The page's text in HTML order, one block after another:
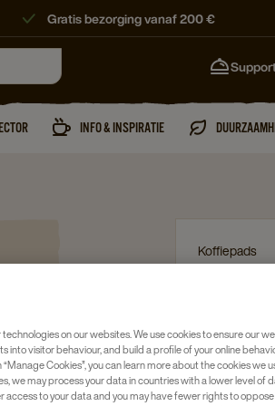
Gratis bezorging vanaf 200 €
INFO & INSPIRATIE
Koffiepads
on our websites. We use cookies to ensure our
into visitor behaviour, and build a profile of your online
Cookies”, you can learn more about the cookies we
we may process your data in countries with a lower level of
to your data and you may have fewer rights to